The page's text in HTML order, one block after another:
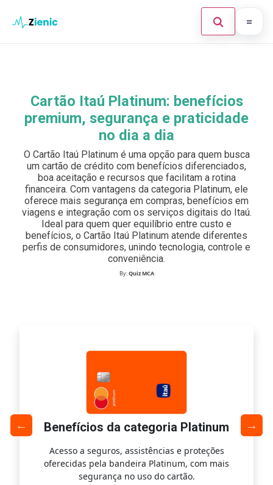
Abrir
Investimento
Legal
Buscar:
Pulsa Enter para buscar o ESC para cerrar.
Cartão Itaú Platinum: benefícios
premium, segurança e praticidade
no dia a dia
O Cartão Itaú Platinum é uma opção para quem busca
um cartão de crédito com benefícios diferenciados,
boa aceitação e recursos que facilitam a rotina
financeira. Com vantagens da categoria Platinum, ele
oferece mais segurança em compras, benefícios em
viagens e integração com os serviços digitais do Itaú.
Ideal para quem quer equilíbrio entre custo e
benefícios, o Cartão Itaú Platinum atende diferentes
perfis de consumidores, unindo tecnologia, controle e
conveniência.
By:Quiz MCA
Benefícios da categoria Platinum
Acesso a seguros, assistências e proteções
oferecidas pela bandeira Platinum, com mais
segurança no uso do cartão.